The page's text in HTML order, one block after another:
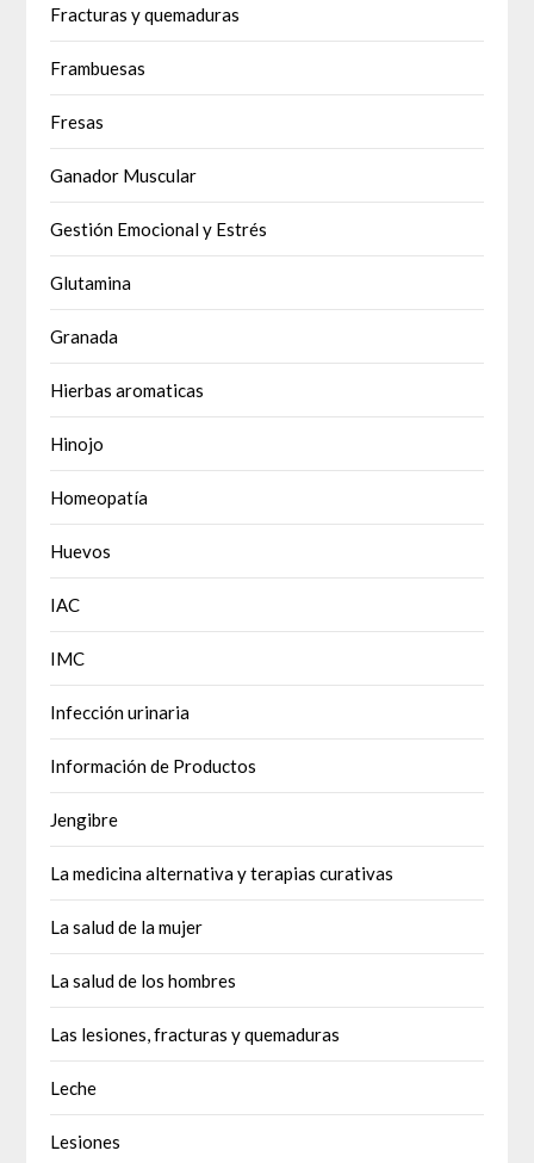
Fracturas y quemaduras
Frambuesas
Fresas
Ganador Muscular
Gestión Emocional y Estrés
Glutamina
Granada
Hierbas aromaticas
Hinojo
Homeopatía
Huevos
IAC
IMC
Infección urinaria
Información de Productos
Jengibre
La medicina alternativa y terapias curativas
La salud de la mujer
La salud de los hombres
Las lesiones, fracturas y quemaduras
Leche
Lesiones